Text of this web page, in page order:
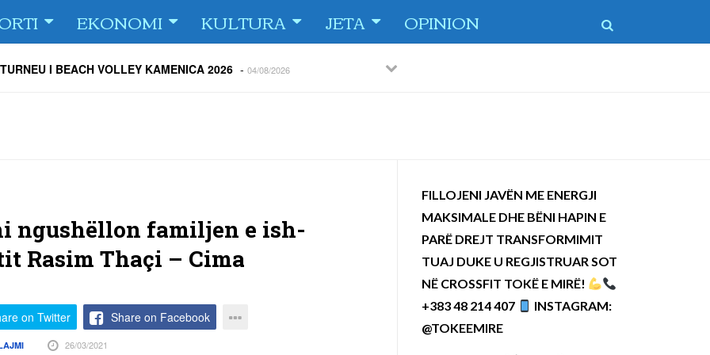
EKONOMI KULTURA JETA OPINION
i FC Drita në Europa Conference League - PreviousNext
ngushëllon familjen e ish-
Rasim Thaçi – Cima
on Twitter Share on Facebook
26/03/2021
FILLOJENI JAVËN ME ENERGJI
MAKSIMALE DHE BËNI HAPIN E
PARË DREJT TRANSFORMIMIT
TUAJ DUKE U REGJISTRUAR SOT
NË CROSSFIT TOKË E MIRË!
+383 48 214 407
INSTAGRAM:
@TOKEEMIRE